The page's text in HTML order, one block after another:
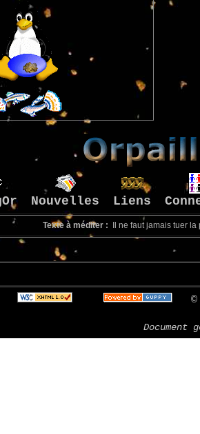
Nouvelles Liens
Texte à méditer : Il ne faut jamais tuer
©
Document